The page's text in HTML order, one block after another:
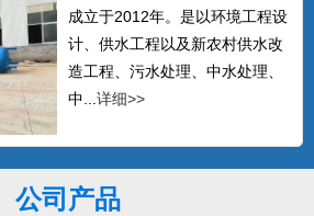
成立于2012年。是以环境工程设
计、供水工程以及新农村供水改
造工程、污水处理、中水处理、
中...详细>>
公司产品
全自动无塔供水设备
石家庄工泉公司生产的无塔供水设备，全
自动无塔供水器常年销往北...
3T无塔供水器